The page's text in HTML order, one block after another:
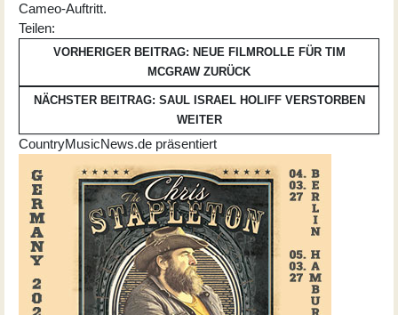
Cameo-Auftritt.
Teilen:
VORHERIGER BEITRAG: NEUE FILMROLLE FÜR TIM
MCGRAW ZURÜCK
NÄCHSTER BEITRAG: SAUL ISRAEL HOLIFF VERSTORBEN
WEITER
CountryMusicNews.de präsentiert